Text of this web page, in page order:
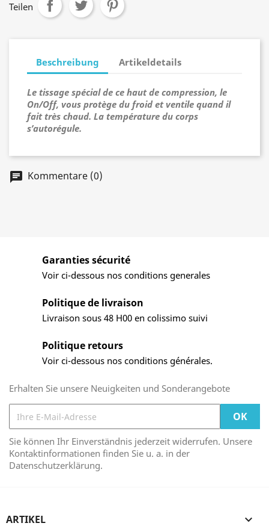
Teilen
Beschreibung Artikeldetails
Le tissage spécial de ce haut de compression, le
On/Off, vous protège du froid et ventile quand il
fait très chaud. La température du corps
s’autorégule.
Kommentare (0)
Garanties sécurité
Voir ci-dessous nos conditions generales
Politique de livraison
Livraison sous 48 H00 en colissimo suivi
Politique retours
Voir ci-dessous nos conditions générales.
Erhalten Sie unsere Neuigkeiten und Sonderangebote
Sie können Ihr Einverständnis jederzeit widerrufen. Unsere
Kontaktinformationen finden Sie u. a. in der
Datenschutzerklärung.
ARTIKEL 